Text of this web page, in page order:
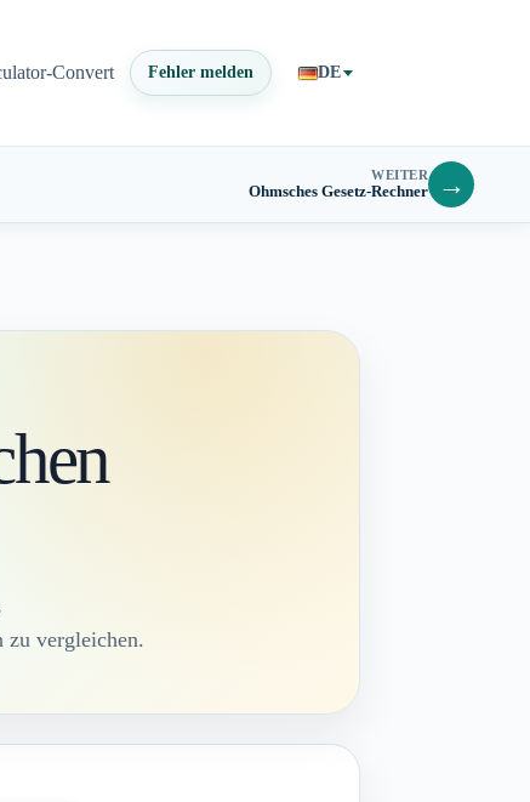
Convert Fehler melden DE
WEITER
Ohmsches Gesetz-Rechner →
zu vergleichen.